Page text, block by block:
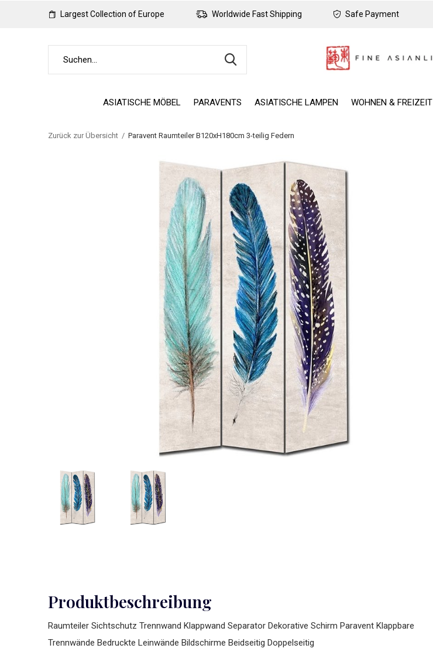
ASIATISCHE MÖBEL PARAVENTS ASIATISCHE LAMPEN WOHNEN & FREIZEIT
Largest Collection of Europe Worldwide Fast Shipping Safe Payment
Zurück zur Übersicht Paravent Raumteiler B120xH180cm 3-teilig Federn
Produktbeschreibung
Raumteiler Sichtschutz Trennwand Klappwand Separator Dekorative Schirm Paravent Klappbare
Trennwände Bedruckte Leinwände Bildschirme Beidseitig Doppelseitig